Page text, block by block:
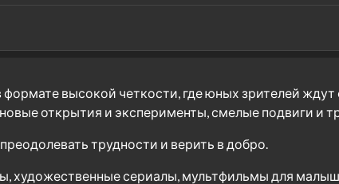
высокой четкости, где юных зрителей
открытия и эксперименты, смелые подвиги и
трудности и верить в добро.
художественные сериалы, мультфильмы для